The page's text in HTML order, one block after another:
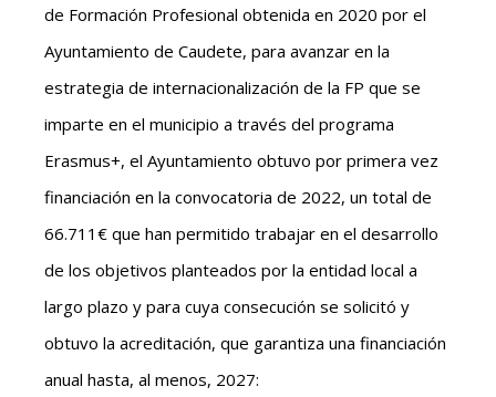
de Formación Profesional obtenida en 2020 por el
Ayuntamiento de Caudete, para avanzar en la
estrategia de internacionalización de la FP que se
imparte en el municipio a través del programa
Erasmus+, el Ayuntamiento obtuvo por primera vez
financiación en la convocatoria de 2022, un total de
66.711€ que han permitido trabajar en el desarrollo
de los objetivos planteados por la entidad local a
largo plazo y para cuya consecución se solicitó y
obtuvo la acreditación, que garantiza una financiación
anual hasta, al menos, 2027: